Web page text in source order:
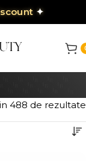
✦
488 de rezultate